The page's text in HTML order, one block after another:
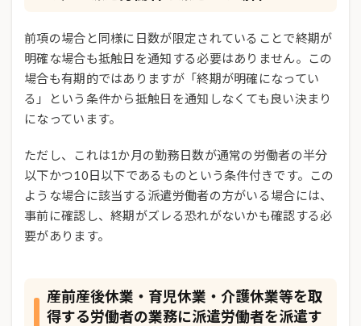
前項の場合と同様に日数が限定されていることで終期が
明確な場合も抵触日を通知する必要はありません。この
場合も有期的ではありますが「終期が明確になってい
る」という条件から抵触日を通知しなくても良い決まり
になっています。
ただし、これは1か月の勤務日数が通常の労働者の半分
以下かつ10日以下であるものという条件付きです。この
ような場合に該当する派遣労働者の方がいる場合には、
事前に確認し、終期がズレる恐れがないかも確認する必
要があります。
産前産後休業・育児休業・介護休業等を取
得する労働者の業務に派遣労働者を派遣す